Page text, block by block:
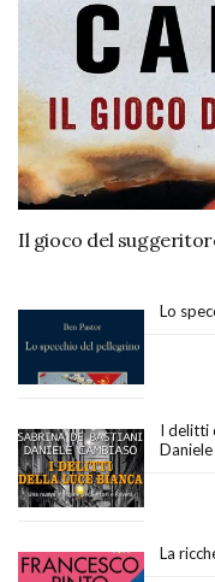
Il gioco del
Lo
I delitti
La